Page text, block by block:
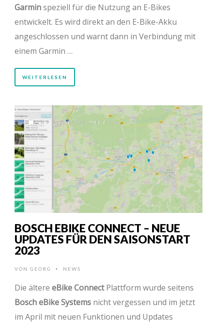
Garminspeziell für die Nutzung an E-Bikes
entwickelt. Es wird direkt an den E-Bike-Akku
angeschlossen und warnt dann in Verbindung mit
einem Garmin …
WEITERLESEN
AM 24.04.2023 UM 17:56
BOSCH EBIKE CONNECT – NEUE
UPDATES FÜR DEN SAISONSTART
2023
VON GEORG • NEWS
Die ältere eBike ConnectPlattform wurde seitens
Bosch eBike Systems nicht vergessen und im jetzt
im April mit neuen Funktionen und Updates